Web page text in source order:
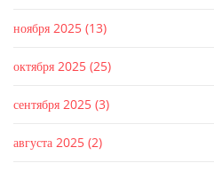
ноября 2025 (13)
октября 2025 (25)
сентября 2025 (3)
августа 2025 (2)